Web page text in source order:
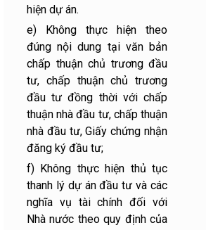
hiện dự án.
e) Không thực hiện theo
đúng nội dung tại văn bản
chấp thuận chủ trương đầu
tư, chấp thuận chủ trương
đầu tư đồng thời với chấp
thuận nhà đầu tư, chấp thuận
nhà đầu tư, Giấy chứng nhận
đăng ký đầu tư;
f) Không thực hiện thủ tục
thanh lý dự án đầu tư và các
nghĩa vụ tài chính đối với
Nhà nước theo quy định của